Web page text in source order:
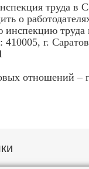
труда в
о
инспекцию труда
г.
отношений